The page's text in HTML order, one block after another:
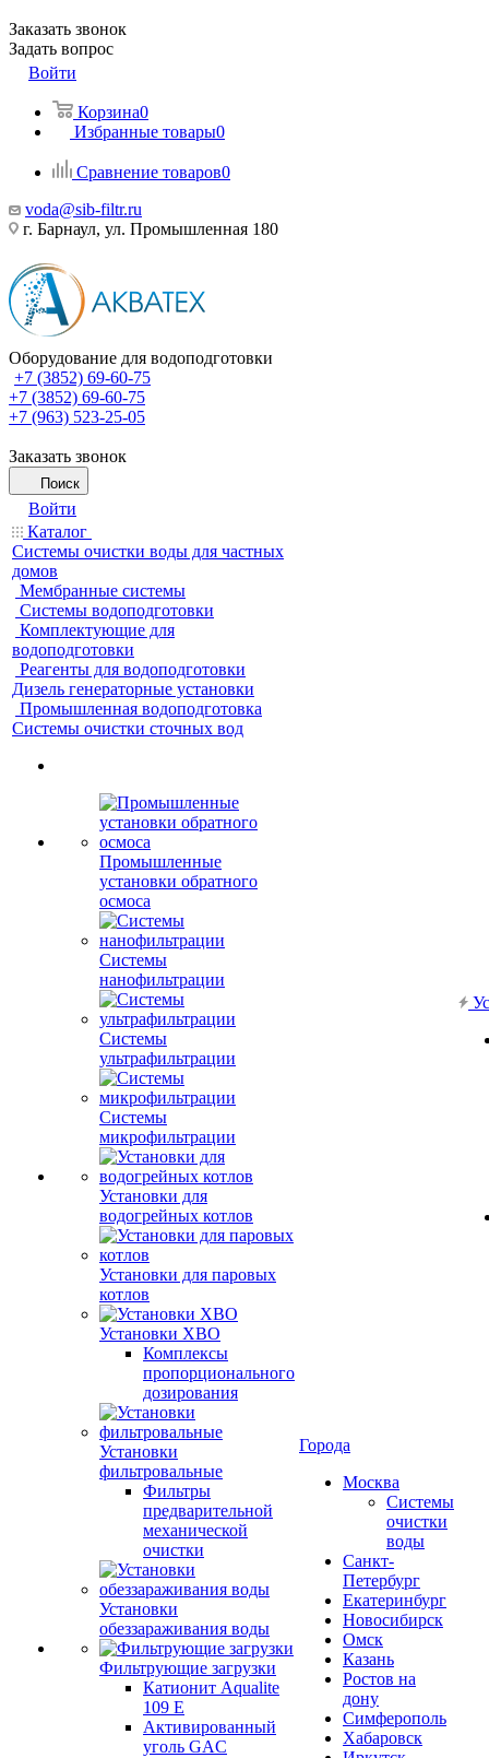
Заказать звонок
Задать вопрос
Войти
Корзина0
Избранные товары0
Сравнение товаров0
voda@sib-filtr.ru
г. Барнаул, ул. Промышленная 180
Оборудование для водоподготовки
+7 (3852) 69-60-75
+7 (3852) 69-60-75
+7 (963) 523-25-05
Заказать звонок
Поиск
Войти
Каталог
Системы очистки воды для частных
домов
Мембранные системы
Системы водоподготовки
Комплектующие для
водоподготовки
Реагенты для водоподготовки
Дизель генераторные установки
Промышленная водоподготовка
Системы очистки сточных вод
Промышленные
установки обратного
осмоса
Системы
нанофильтрации
Системы
ультрафильтрации
Системы
микрофильтрации
Установки для
водогрейных котлов
Установки для паровых
котлов
Установки ХВО
Комплексы
пропорционального
дозирования
Установки
фильтровальные
Фильтры
предварительной
механической
очистки
Установки
обеззараживания воды
Фильтрующие загрузки
Катионит Aqualite
109 E
Активированный
уголь GAC
Города
Москва
Системы
очистки
воды
Санкт-
Петербург
Екатеринбург
Новосибирск
Омск
Казань
Ростов на
дону
Симферополь
Хабаровск